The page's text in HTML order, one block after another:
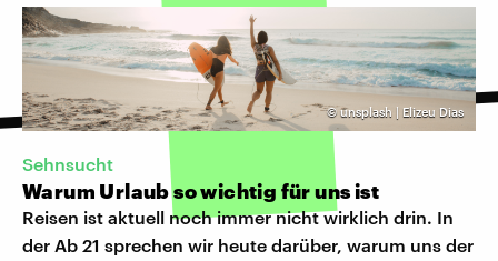
© unsplash | Elizeu Dias
Sehnsucht
Warum Urlaub so wichtig für uns ist
Reisen ist aktuell noch immer nicht wirklich drin. In
der Ab 21 sprechen wir heute darüber, warum uns der